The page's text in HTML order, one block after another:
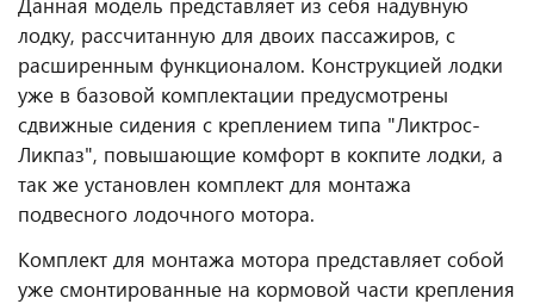
лодку, рассчитанную для двоих пассажиров, с
расширенным функционалом. Конструкцией лодки
уже в базовой комплектации предусмотрены
сдвижные сидения с креплением типа "Ликтрос-
Ликпаз", повышающие комфорт в кокпите лодки, а
так же установлен комплект для монтажа
подвесного лодочного мотора.
Комплект для монтажа мотора представляет собой
уже смонтированные на кормовой части крепления